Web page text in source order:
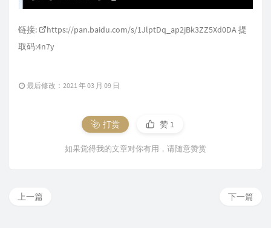
链接: https://pan.baidu.com/s/1JlptDq_ap2jBk3ZZ5Xd0DA提
取码:4n7y
最后修改：2021 年 03 月 09 日
打赏 赞 1
如果觉得我的文章对你有用，请随意赞赏
下一篇
上一篇